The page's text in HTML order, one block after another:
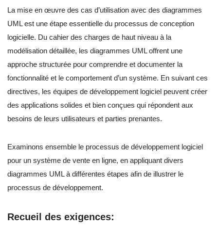
La mise en œuvre des cas d’utilisation avec des diagrammes
UML est une étape essentielle du processus de conception
logicielle. Du cahier des charges de haut niveau à la
modélisation détaillée, les diagrammes UML offrent une
approche structurée pour comprendre et documenter la
fonctionnalité et le comportement d’un système. En suivant ces
directives, les équipes de développement logiciel peuvent créer
des applications solides et bien conçues qui répondent aux
besoins de leurs utilisateurs et parties prenantes.
Examinons ensemble le processus de développement logiciel
pour un système de vente en ligne, en appliquant divers
diagrammes UML à différentes étapes afin de illustrer le
processus de développement.
Recueil des exigences: